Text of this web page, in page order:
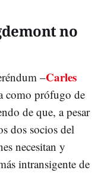
no
–Carles
como prófugo de
de que, a pesar
dos socios del
necesitan y
intransigente de